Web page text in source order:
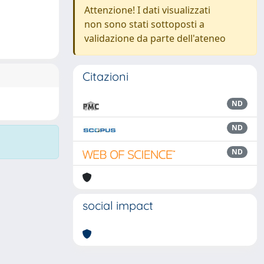
Attenzione! I dati visualizzati
non sono stati sottoposti a
validazione da parte dell'ateneo
Citazioni
ND
ND
ND
social impact